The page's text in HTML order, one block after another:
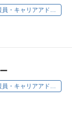
支援職（支援員・キャリアアドバイザー）
支援職（支援員・キャリアアドバイザー）